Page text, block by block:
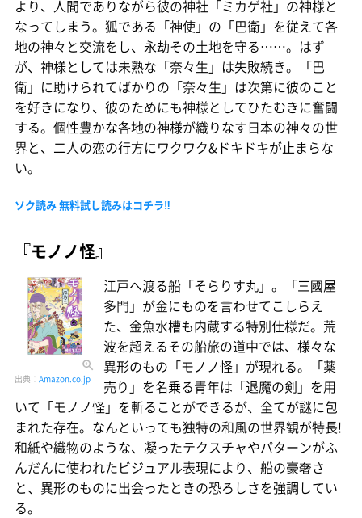
より、人間でありながら彼の神社「ミカゲ社」の神様と
なってしまう。狐である「神使」の「巴衛」を従えて各
地の神々と交流をし、永劫その土地を守る……。はず
が、神様としては未熟な「奈々生」は失敗続き。「巴
衛」に助けられてばかりの「奈々生」は次第に彼のこと
を好きになり、彼のためにも神様としてひたむきに奮闘
する。個性豊かな各地の神様が織りなす日本の神々の世
界と、二人の恋の行方にワクワク&ドキドキが止まらな
い。
ソク読み 無料試し読みはコチラ‼
『モノノ怪』
出典： Amazon.co.jp
江戸へ渡る船「そらりす丸」。「三國屋
多門」が金にものを言わせてこしらえ
た、金魚水槽も内蔵する特別仕様だ。荒
波を超えるその船旅の道中では、様々な
異形のもの「モノノ怪」が現れる。「薬
売り」を名乗る青年は「退魔の剣」を用
いて「モノノ怪」を斬ることができるが、全てが謎に包
まれた存在。なんといっても独特の和風の世界観が特長!
和紙や織物のような、凝ったテクスチャやパターンがふ
んだんに使われたビジュアル表現により、船の豪奢さ
と、異形のものに出会ったときの恐ろしさを強調してい
る。